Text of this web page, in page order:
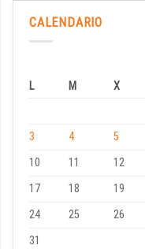
CALENDARIO
L M X
3
4 5
10
11 12
17
18 19
24
25 26
31